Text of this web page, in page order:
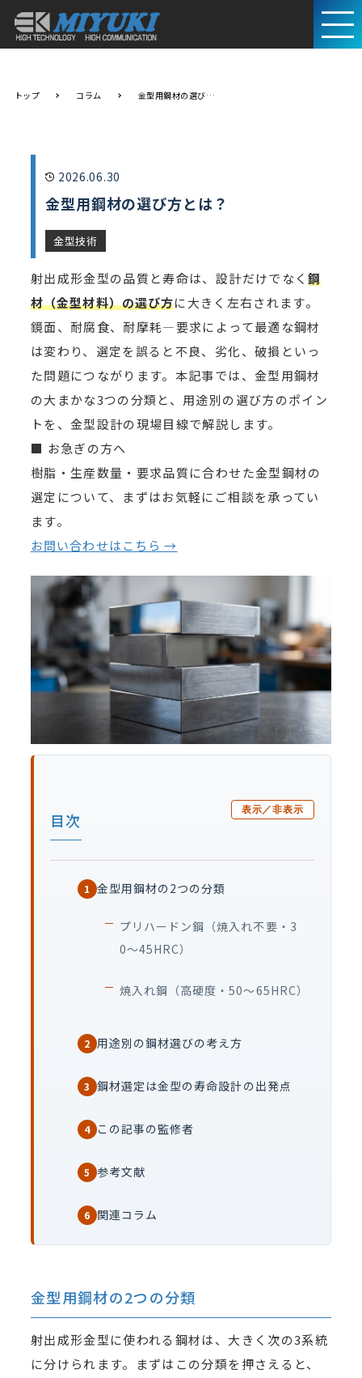
トップ コラム 金型用鋼材の選び方とは？
2026.06.30
金型用鋼材の選び方とは？
金型技術
射出成形金型の品質と寿命は、設計だけでなく鋼
材（金型材料）の選び方に大きく左右されます。
鏡面、耐腐食、耐摩耗—要求によって最適な鋼材
は変わり、選定を誤ると不良、劣化、破損といっ
た問題につながります。本記事では、金型用鋼材
の大まかな3つの分類と、用途別の選び方のポイン
トを、金型設計の現場目線で解説します。
■ お急ぎの方へ
樹脂・生産数量・要求品質に合わせた金型鋼材の
選定について、まずはお気軽にご相談を承ってい
ます。
お問い合わせはこちら →
目次 表示／非表示
1 金型用鋼材の2つの分類
プリハードン鋼（焼入れ不要・3
0〜45HRC）
焼入れ鋼（高硬度・50〜65HRC）
2 用途別の鋼材選びの考え方
3 鋼材選定は金型の寿命設計の出発点
4 この記事の監修者
5 参考文献
6 関連コラム
金型用鋼材の2つの分類
射出成形金型に使われる鋼材は、大きく次の3系統
に分けられます。まずはこの分類を押さえると、